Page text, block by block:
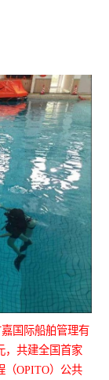
国际船舶管理有
，共建全国首家
OPITO）公共